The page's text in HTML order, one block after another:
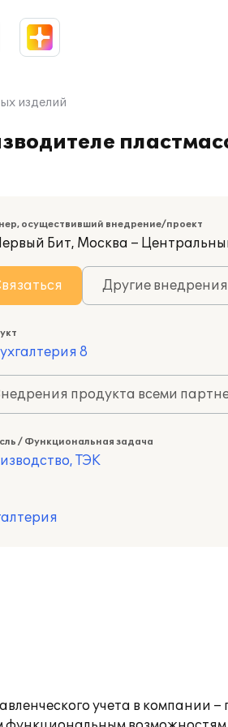
изделий
осуществивший внедрение/проект
Бит, Москва –
Другие
8
продукта всеми
/ Функциональная задача
ТЭК
учета в компании